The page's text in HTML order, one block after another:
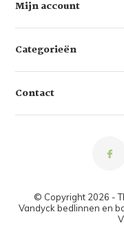
Mijn account
Categorieën
Contact
© Copyright 2026 -
Vandyck bedlinnen en